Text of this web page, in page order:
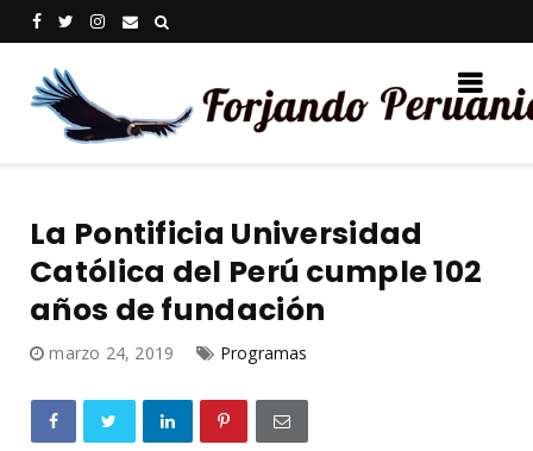
La Pontificia Universidad
Católica del Perú cumple 102
años de fundación
marzo 24, 2019 Programas